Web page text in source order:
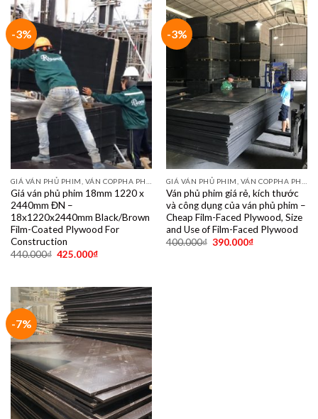
-3%
Giá ván phủ phim 18mm 1220 x
2440mm ĐN –
18x1220x2440mm Black/Brown
Film-Coated Plywood For
Construction
440.000₫ 425.000₫
-3%
Ván phủ phim giá rẻ, kích thước
và công dụng của ván phủ phim –
Cheap Film-Faced Plywood, Size
and Use of Film-Faced Plywood
400.000₫ 390.000₫
-7%